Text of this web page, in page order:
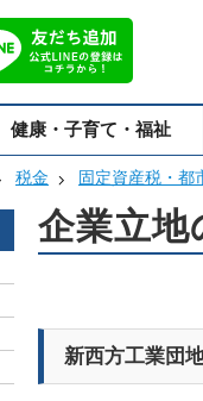
健康・子育て・福祉
税金 固定資産税・都
企業立地
新西方工業団